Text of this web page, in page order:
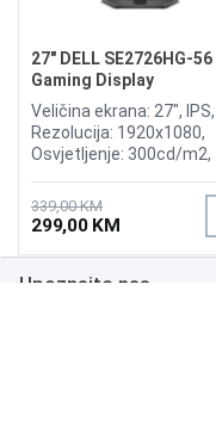
27" DELL SE2726HG-56
Gaming Display
Veličina ekrana: 27", IPS,
Rezolucija: 1920x1080,
Osvjetljenje: 300cd/m2,
Osvježenje: 240Hz, AMD
FreeSync Premium,
Priključci: HDMI x2,
DisplayPort
339,00 KM
299,00 KM
Upoznajte nas